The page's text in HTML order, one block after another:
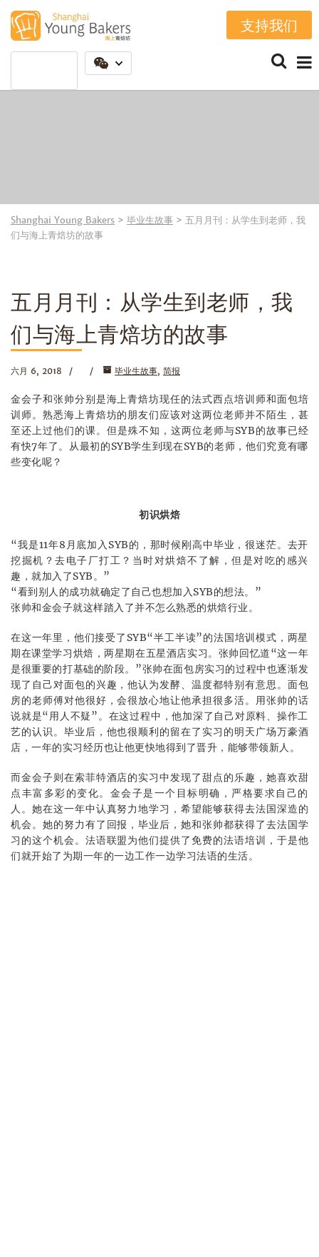
支持我们
Shanghai Young Bakers > 毕业生故事 > 五月月刊：从学生到老师，我
们与海上青焙坊的故事
五月月刊：从学生到老师，我
们与海上青焙坊的故事
六月 6, 2018 毕业生故事, 简报
金会子和张帅分别是海上青焙坊现任的法式西点培训师和面包培
训师。熟悉海上青焙坊的朋友们应该对这两位老师并不陌生，甚
至还上过他们的课。但是殊不知，这两位老师与SYB的故事已经
有快7年了。从最初的SYB学生到现在SYB的老师，他们究竟有哪
些变化呢？
初识烘焙
“我是11年8月底加入SYB的，那时候刚高中毕业，很迷茫。去开
挖掘机？去电子厂打工？当时对烘焙不了解，但是对吃的感兴
趣，就加入了SYB。”
“看到别人的成功就确定了自己也想加入SYB的想法。”
张帅和金会子就这样踏入了并不怎么熟悉的烘焙行业。
在这一年里，他们接受了SYB“半工半读”的法国培训模式，两星
期在课堂学习烘焙，两星期在五星酒店实习。张帅回忆道“这一年
是很重要的打基础的阶段。”张帅在面包房实习的过程中也逐渐发
现了自己对面包的兴趣，他认为发酵、温度都特别有意思。面包
房的老师傅对他很好，会很放心地让他承担很多活。用张帅的话
说就是“用人不疑”。在这过程中，他加深了自己对原料、操作工
艺的认识。毕业后，他也很顺利的留在了实习的明天广场万豪酒
店，一年的实习经历也让他更快地得到了晋升，能够带领新人。
而金会子则在索菲特酒店的实习中发现了甜点的乐趣，她喜欢甜
点丰富多彩的变化。金会子是一个目标明确，严格要求自己的
人。她在这一年中认真努力地学习，希望能够获得去法国深造的
机会。她的努力有了回报，毕业后，她和张帅都获得了去法国学
习的这个机会。法语联盟为他们提供了免费的法语培训，于是他
们就开始了为期一年的一边工作一边学习法语的生活。